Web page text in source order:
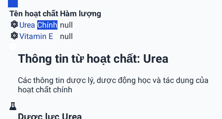
Tên hoạt chất Hàm lượng
Urea Chính null
Vitamin E
null
Thông tin từ hoạt chất: Urea
Các thông tin dược lý, dược động học và tác dụng của
hoạt chất chính